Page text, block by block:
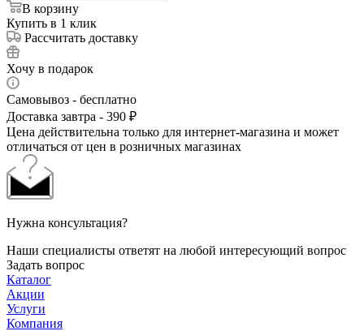
В корзину
Купить в 1 клик
Рассчитать доставку
Хочу в подарок
Самовывоз - бесплатно
Доставка завтра - 390 ₽
Цена действительна только для интернет-магазина и может
отличаться от цен в розничных магазинах
Нужна консультация?
Наши специалисты ответят на любой интересующий вопрос
Задать вопрос
Каталог
Акции
Услуги
Компания